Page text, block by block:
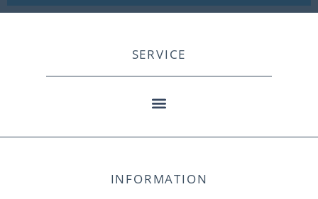
SERVICE
INFORMATION